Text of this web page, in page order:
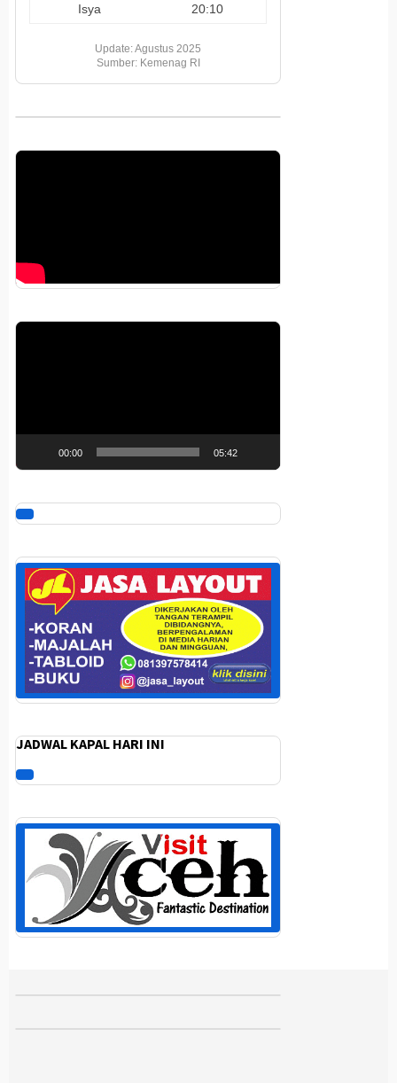
Isya
20:10
Update: Agustus 2025
Sumber: Kemenag RI
Pemutar
00:00 05:42
JADWAL KAPAL HARI INI